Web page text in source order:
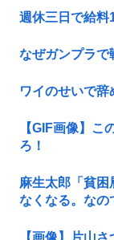
週休三日で給料
なぜガンプラで
ワイのせいで
【GIF画像】こ
ろ！
麻生太郎「貧困
なくなる。な
【画像】片山